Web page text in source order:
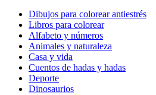
Dibujos para colorear antiestrés
Libros para colorear
Alfabeto y números
Animales y naturaleza
Casa y vida
Cuentos de hadas y hadas
Deporte
Dinosaurios